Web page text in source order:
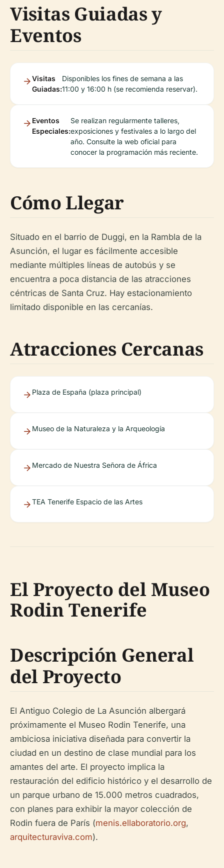
Visitas Guiadas y
Eventos
Visitas
Guiadas:
Disponibles los fines de semana a las
11:00 y 16:00 h (se recomienda reservar).
Eventos
Especiales:
Se realizan regularmente talleres,
exposiciones y festivales a lo largo del
año. Consulte la web oficial para
conocer la programación más reciente.
Cómo Llegar
Situado en el barrio de Duggi, en la Rambla de la
Asunción, el lugar es fácilmente accesible
mediante múltiples líneas de autobús y se
encuentra a poca distancia de las atracciones
céntricas de Santa Cruz. Hay estacionamiento
limitado disponible en las cercanías.
Atracciones Cercanas
Plaza de España (plaza principal)
Museo de la Naturaleza y la Arqueología
Mercado de Nuestra Señora de África
TEA Tenerife Espacio de las Artes
El Proyecto del Museo
Rodin Tenerife
Descripción General
del Proyecto
El Antiguo Colegio de La Asunción albergará
próximamente el Museo Rodin Tenerife, una
ambiciosa iniciativa diseñada para convertir la
ciudad en un destino de clase mundial para los
amantes del arte. El proyecto implica la
restauración del edificio histórico y el desarrollo de
un parque urbano de 15.000 metros cuadrados,
con planes para exhibir la mayor colección de
Rodin fuera de París (menis.ellaboratorio.org,
arquitecturaviva.com).